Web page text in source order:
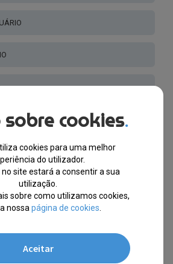
VESTUARIO
cookies.
cookies para uma melhor
do utilizador.
site estará a consentir a sua
utilização.
sobre como utilizamos cookies,
nossa página de cookies
Aceitar